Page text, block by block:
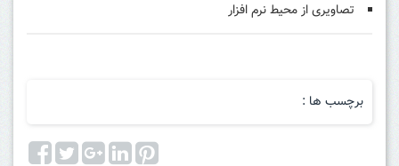
تصاویری از محیط نرم افزار
برچسب ها :